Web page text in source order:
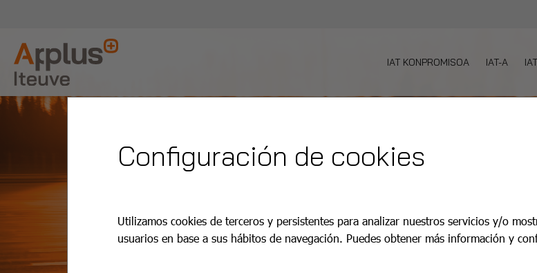
IAT KONPROMISOA IAT-A
Configuración de cookies
Utilizamos cookies de terceros y persistentes para analizar nuestros servicios y/o
usuarios en base a sus hábitos de navegación. Puedes obtener más información y